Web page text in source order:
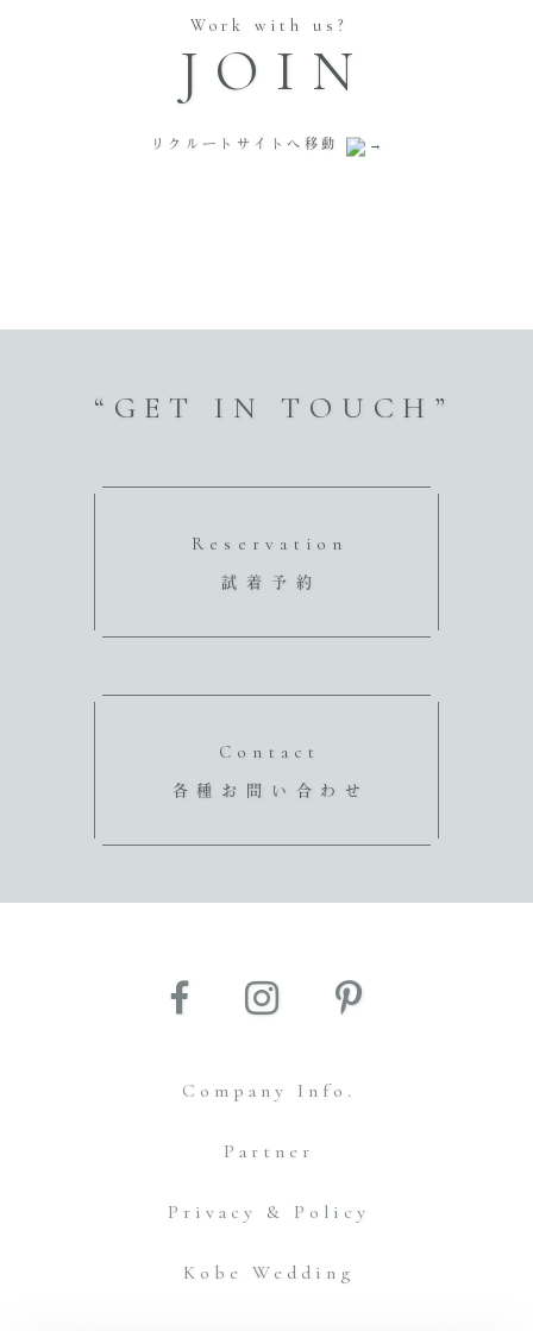
Work with us?
JOIN
リクルートサイトへ移動
“GET IN TOUCH”
Reservation
試着予約
Contact
各種お問い合わせ
Company Info.
Partner
Privacy & Policy
Kobe Wedding